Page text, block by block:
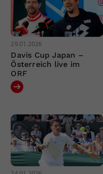
29.01.2026
Davis Cup Japan –
Österreich live im
ORF